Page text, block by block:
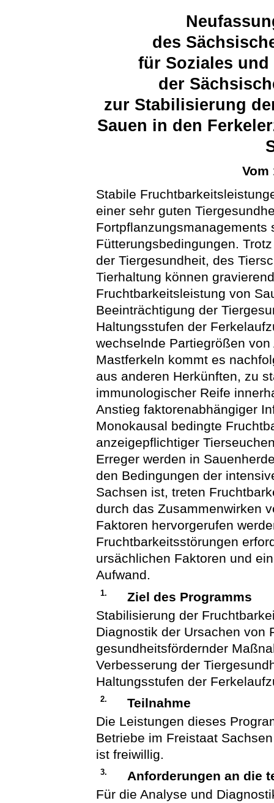
des
für Soziales
der
zur Stabilisierung
Sauen in den
Vom
Stabile
einer sehr guten
Fortpflanzungsmanagements
Fütterungsbedingungen.
der Tiergesundheit, des
Tierhaltung können
Fruchtbarkeitsleistung von
Beeinträchtigung der
Haltungsstufen der
wechselnde Partiegrößen
Mastferkeln kommt es
aus anderen Herkünften, zu
immunologischer Reife
Anstieg faktorenabhängiger
Monokausal bedingte
anzeigepflichtiger
Erreger werden in
den Bedingungen der
Sachsen ist, treten
durch das Zusammenwirken
Faktoren hervorgerufen
Fruchtbarkeitsstörungen
ursächlichen Faktoren und
Aufwand.
1.
Ziel des Programms
Stabilisierung der
Diagnostik der Ursachen von
gesundheitsfördernder
Verbesserung der
Haltungsstufen der
2.
Teilnahme
Die Leistungen dieses
Betriebe im Freistaat
ist freiwillig.
3.
Anforderungen an die
Für die Analyse und